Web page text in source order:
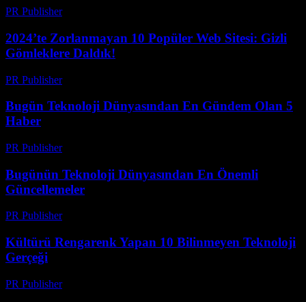
PR Publisher-
2024’te Zorlanmayan 10 Popüler Web Sitesi: Gizli
Gömleklere Daldık!
PR Publisher-
Bugün Teknoloji Dünyasından En Gündem Olan 5
Haber
PR Publisher-
Bugünün Teknoloji Dünyasından En Önemli
Güncellemeler
PR Publisher-
Kültürü Rengarenk Yapan 10 Bilinmeyen Teknoloji
Gerçeği
PR Publisher-